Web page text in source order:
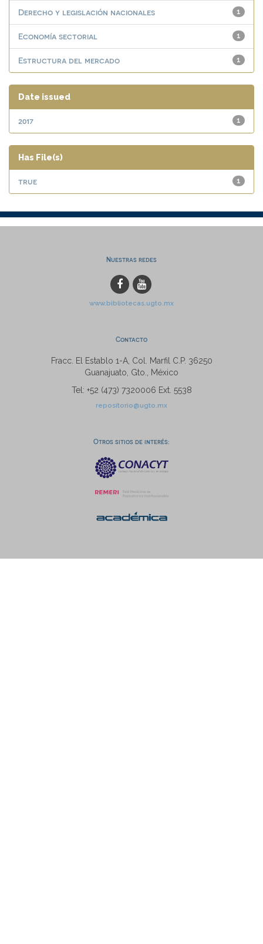
1
Derecho y legislación nacionales
1
Economía sectorial
1
Estructura del mercado
Date issued
1
2017
Has File(s)
1
true
Nuestras redes
www.bibliotecas.ugto.mx
Contacto
Fracc. El Establo 1-A, Col. Marfil C.P. 36250
Guanajuato, Gto., México
Tel: +52 (473) 7320006 Ext. 5538
repositorio@ugto.mx
Otros sitios de interés: